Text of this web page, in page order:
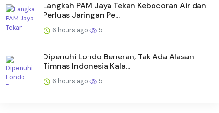
Langkah PAM Jaya Tekan Kebocoran Air dan
Perluas Jaringan Pe...
6 hours ago 5
Dipenuhi Londo Beneran, Tak Ada Alasan
Timnas Indonesia Kala...
6 hours ago 5